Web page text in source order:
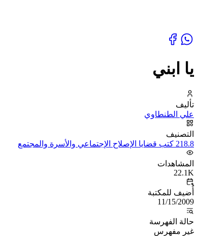
يا ابني
تأليف
علي الطنطاوي
التصنيف
218.8 كتب قضايا الإصلاح الإجتماعي والأسرة والمجتمع
المشاهدات
22.1K
أُضيف للمكتبة
11/15/2009
حالة الفهرسة
غير مفهرس